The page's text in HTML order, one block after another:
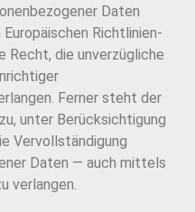
Daten
Richtlinien-
Recht, die unverzügliche
Ferner steht der
unter Berücksichtigung
Vervollständigung
Daten — auch mittels
verlangen.